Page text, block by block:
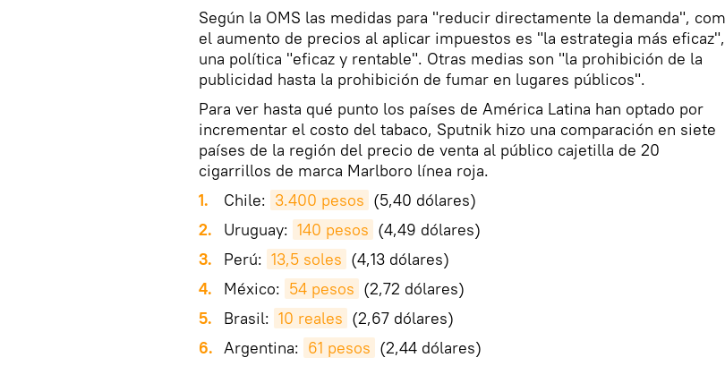
Según la OMS las medidas para "reducir directamente la demanda",
el aumento de precios al aplicar impuestos es "la estrategia más eficaz",
una política "eficaz y rentable". Otras medias son "la prohibición de la
publicidad hasta la prohibición de fumar en lugares públicos".
Para ver hasta qué punto los países de América Latina han optado por
incrementar el costo del tabaco, Sputnik hizo una comparación en siete
países de la región del precio de venta al público cajetilla de 20
cigarrillos de marca Marlboro línea roja.
Chile: 3.400 pesos (5,40 dólares)
Uruguay: 140 pesos (4,49 dólares)
Perú: 13,5 soles (4,13 dólares)
México: 54 pesos (2,72 dólares)
Brasil: 10 reales (2,67 dólares)
Argentina: 61 pesos (2,44 dólares)